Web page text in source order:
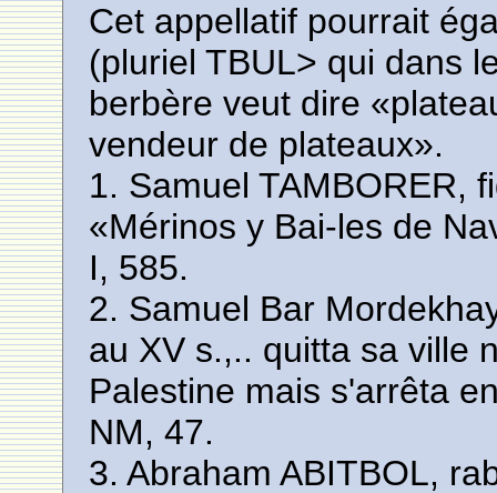
Cet appellatif pourrait
(pluriel TBUL> qui dans
berbère veut dire
vendeur de plateaux».
1. Samuel TAMBORER,
«Mérinos y Bai-les de
I, 585.
2. Samuel Bar
au XV s.,.. quitta sa ville
Palestine mais s'arrêta
NM, 47.
3. Abraham ABITBOL,